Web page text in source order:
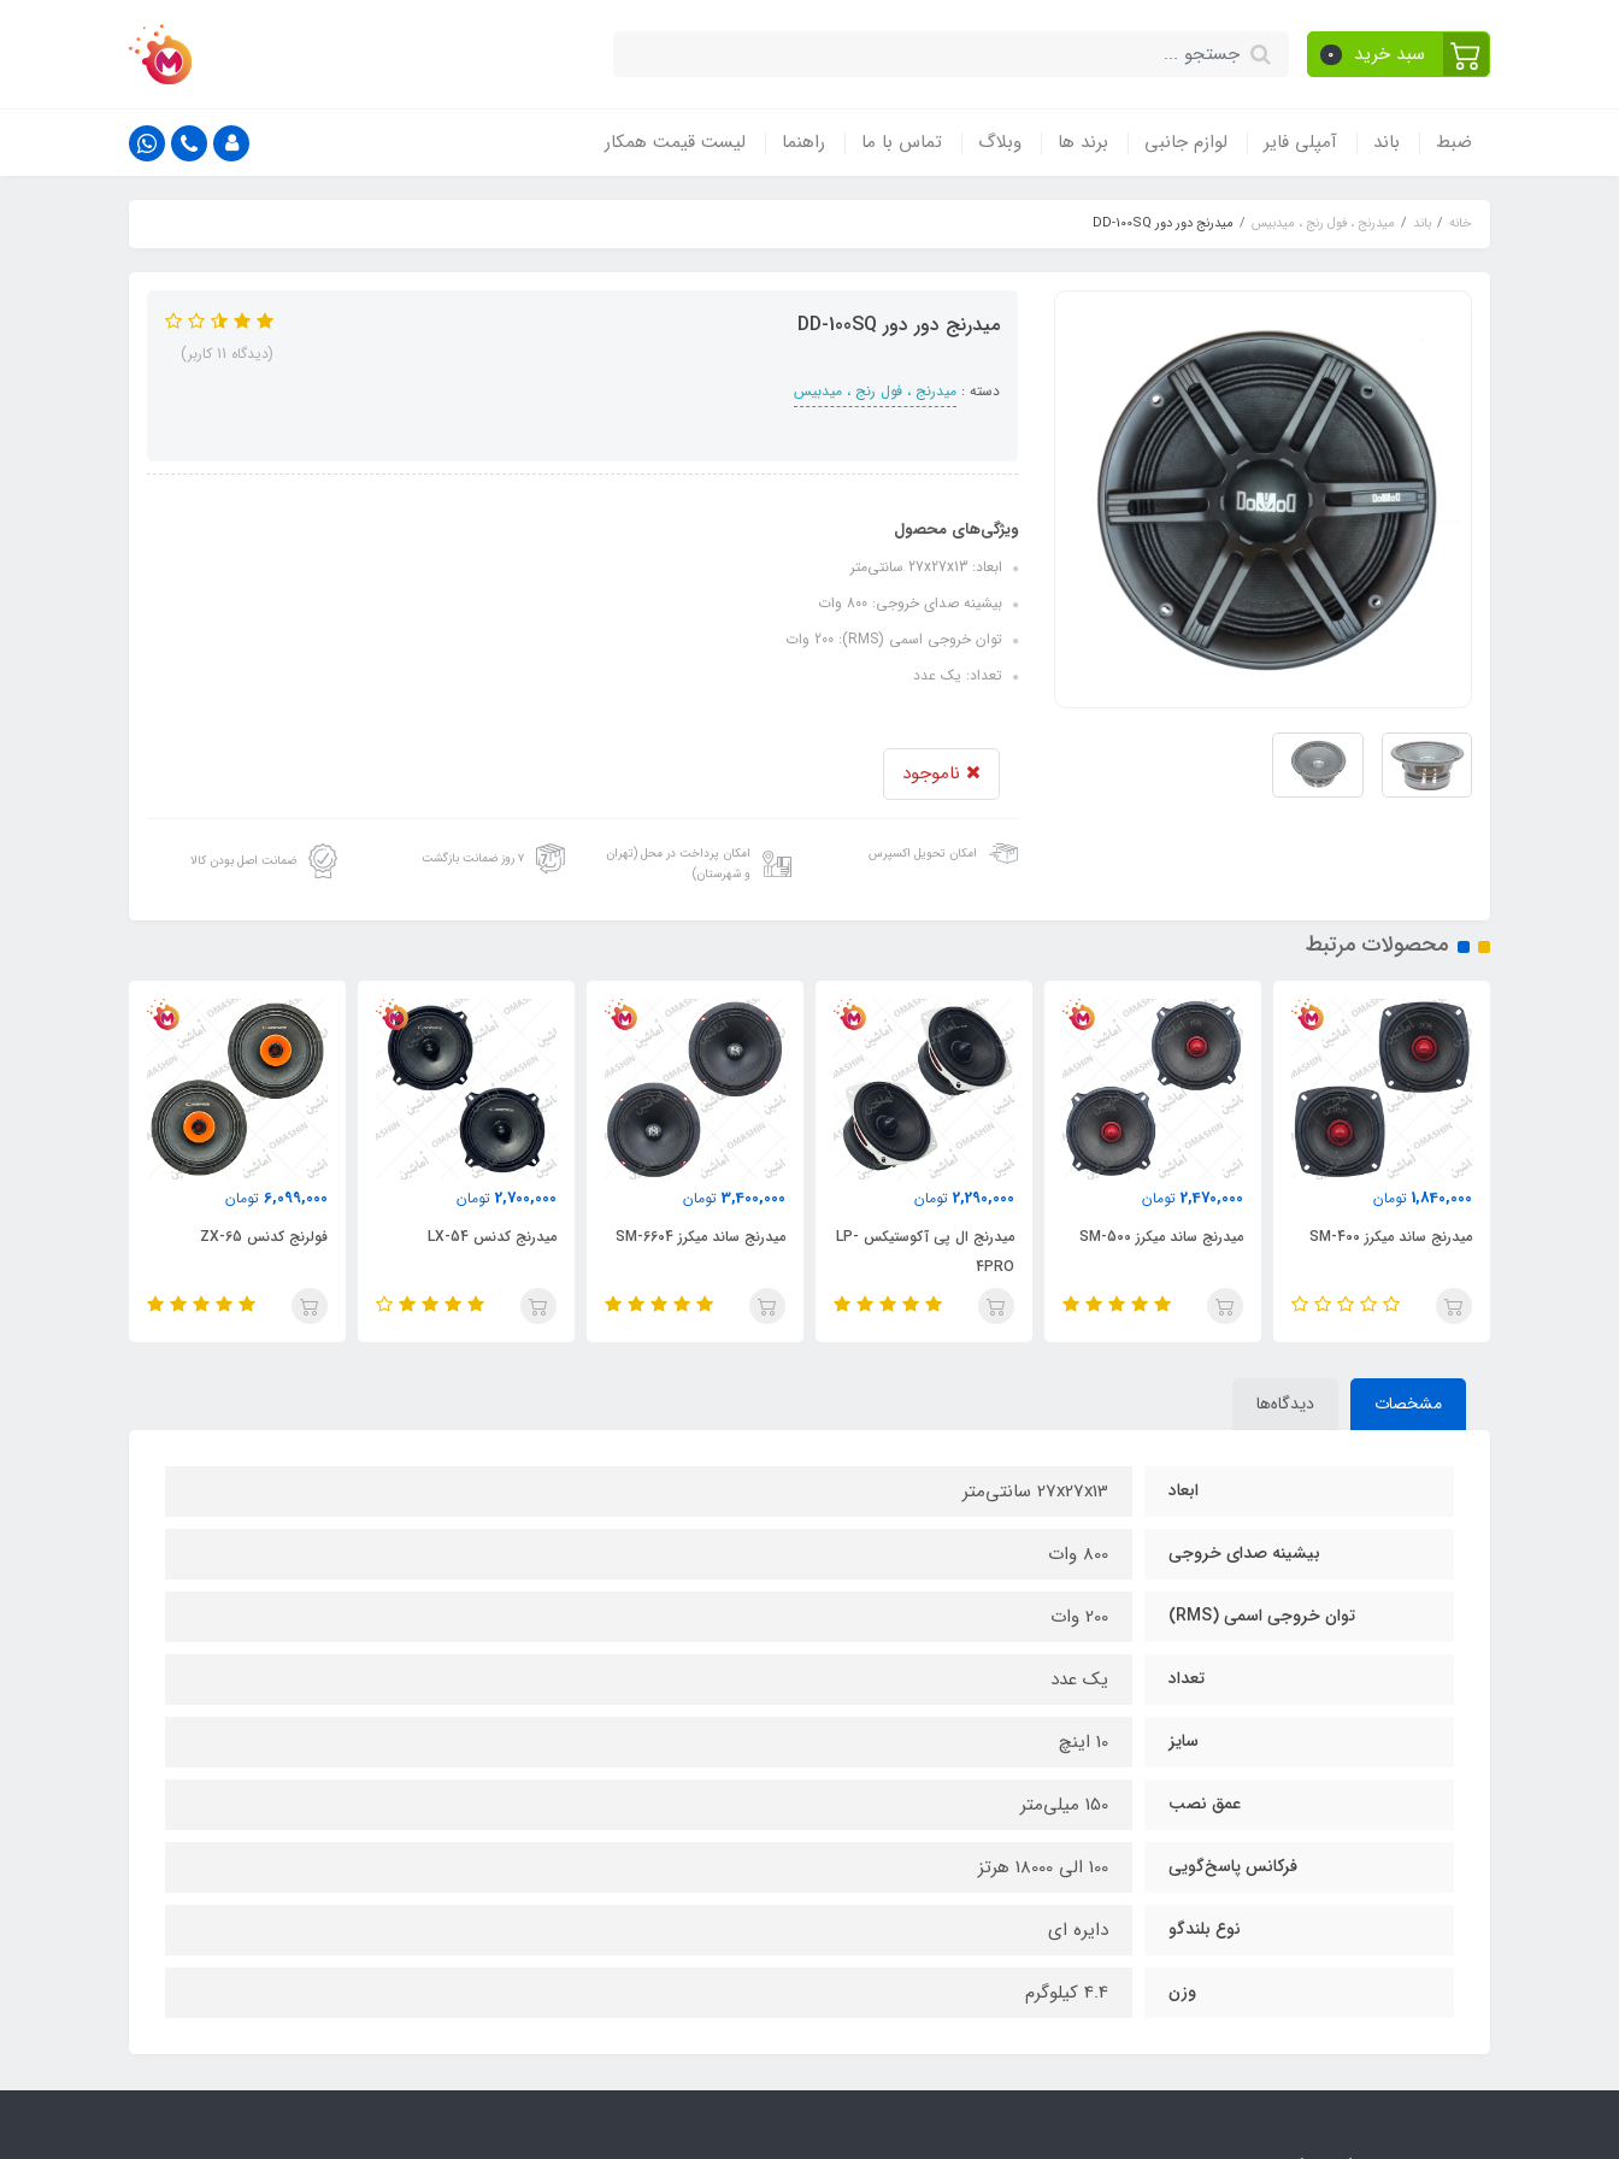
سبد خرید 0
ضبط باند آمپلی فایر لوازم جانبی برند ها وبلاگ تماس با ما راهنما لیست قیمت همکار
خانه باند میدرنج ، فول رنج ، میدبیس میدرنج دور دور DD-100SQ
میدرنج دور دور DD-100SQ
دسته : میدرنج ، فول رنج ، میدبیس
(دیدگاه 11 کاربر)
ویژگی‌های محصول
ابعاد: 27x27x13 سانتی‌متر
بیشینه صدای خروجی: 800 وات
توان خروجی اسمی (RMS): 200 وات
تعداد: یک عدد
ناموجود
امکان تحویل اکسپرس
امکان پرداخت در محل (تهران
و شهرستان)
۷ روز ضمانت بازگشت ضمانت اصل بودن کالا
محصولات مرتبط
1,840,000 تومان
میدرنج ساند میکرز SM-400
2,470,000 تومان
میدرنج ساند میکرز SM-500
2,290,000 تومان
میدرنج ال پی آکوستیکس LP-
4PRO
3,400,000 تومان
میدرنج ساند میکرز SM-6604
2,700,000 تومان
میدرنج کدنس LX-54
6,099,000 تومان
فولرنج کدنس ZX-65
مشخصات دیدگاه‌ها
ابعاد 27x27x13 سانتی‌متر
بیشینه صدای خروجی 800 وات
توان خروجی اسمی (RMS) 200 وات
تعداد یک عدد
سایز 10 اینچ
عمق نصب 150 میلی‌متر
فرکانس پاسخ‌گویی 100 الی 18000 هرتز
نوع بلندگو دایره ای
وزن 4.4 کیلوگرم